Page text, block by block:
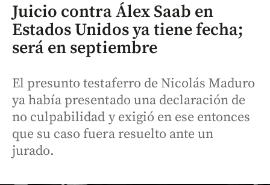
Juicio contra Álex Saab en
Estados Unidos ya tiene fecha;
será en septiembre
El presunto testaferro de Nicolás Maduro
ya había presentado una declaración de
no culpabilidad y exigió en ese entonces
que su caso fuera resuelto ante un
jurado.